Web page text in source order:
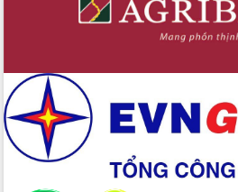
Xã Ea Phê gắn cải cách hành chính với
chuyển đổi số
tâm Phục vụ hành chính công xã Ea
Xây dựng nền hành chính số đồng
hành cùng nông dân dân, doanh nghiệp
Giai đoạn 2026-2030, Đắk Lắk phấn
đấu có 77% xã đạt chuẩn nông thôn